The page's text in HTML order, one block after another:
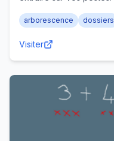
arborescence dossiers
Visiter